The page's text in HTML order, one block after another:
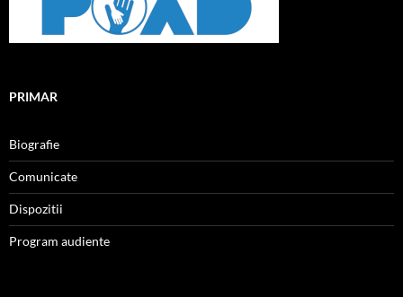
PRIMAR
Biografie
Comunicate
Dispozitii
Program audiente